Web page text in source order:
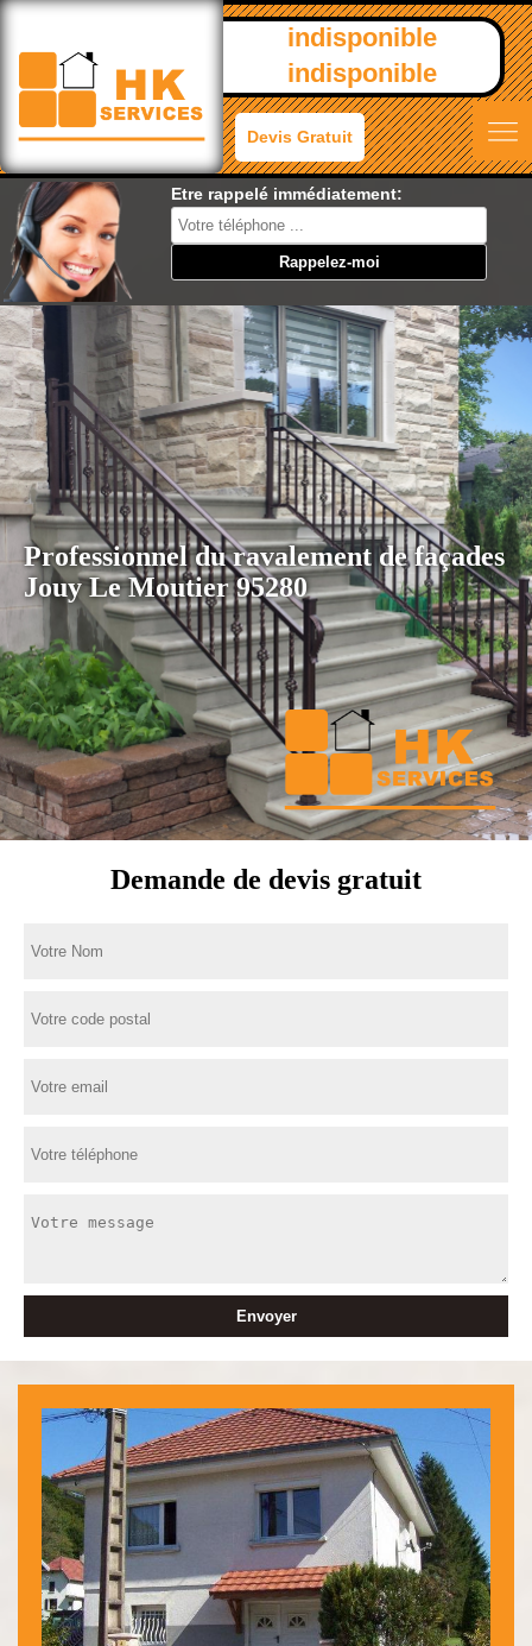
indisponible
indisponible
Devis Gratuit
Etre rappelé immédiatement:
Professionnel du ravalement de façades
Jouy Le Moutier 95280
Demande de devis gratuit